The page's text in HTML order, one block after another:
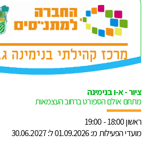
ציור - א-ו בנימינה
מתחם אולם הספורט ברחוב העצמאות
ראשון 18:00 - 19:00
מועדי הפעילות מ: 01.09.2026 ל: 30.06.2027